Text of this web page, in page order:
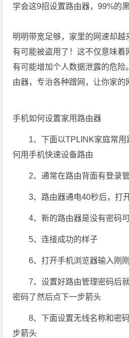
学会这9招设置路由器，99%的
明明带宽足够，家里的网速却越
有可能被盗用了！这不仅意味着
有可能增加个人数据泄露的危险
由器，专治各种蹭网，让你家的
手机如何设置家用路由器
1、下面以TPLINK家庭常
何用手机快速设备路由
2、通常在路由背面有登录
3、路由器通电40秒后，打
4、新的路由器是没有密码
5、连接成功的样子
6、打开手机浏览器输入刚
7、设置好路由管理密码后
密码了然后点下一步箭头
8、下面设置无线名称和密
步箭头